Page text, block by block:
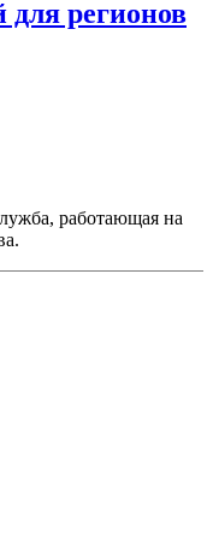
регионов
работающая на